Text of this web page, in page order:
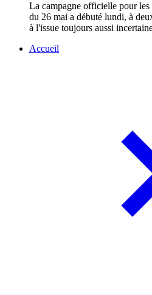
La campagne officielle pour les
du 26 mai a débuté lundi, à
à l'issue toujours aussi
Accueil